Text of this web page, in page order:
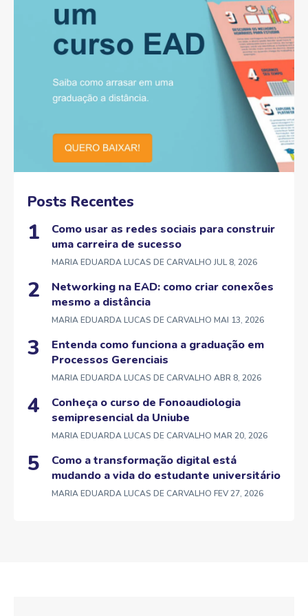
Posts Recentes
Como usar as redes sociais para construir
uma carreira de sucesso
MARIA EDUARDA LUCAS DE CARVALHO JUL 8, 2026
Networking na EAD: como criar conexões
mesmo a distância
MARIA EDUARDA LUCAS DE CARVALHO MAI 13, 2026
Entenda como funciona a graduação em
Processos Gerenciais
MARIA EDUARDA LUCAS DE CARVALHO ABR 8, 2026
Conheça o curso de Fonoaudiologia
semipresencial da Uniube
MARIA EDUARDA LUCAS DE CARVALHO MAR 20, 2026
Como a transformação digital está
mudando a vida do estudante universitário
MARIA EDUARDA LUCAS DE CARVALHO FEV 27, 2026